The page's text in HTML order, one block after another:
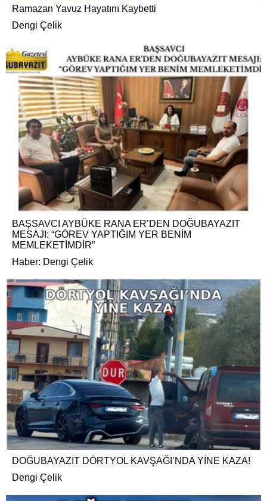
Ramazan Yavuz Hayatını Kaybetti
Dengi Çelik
BAŞSAVCI AYBÜKE RANA ER’DEN DOĞUBAYAZIT
MESAJI: “GÖREV YAPTIĞIM YER BENİM
MEMLEKETİMDİR”
Haber: Dengi Çelik
DOĞUBAYAZIT DÖRTYOL KAVŞAĞI’NDA YİNE KAZA!
Dengi Çelik